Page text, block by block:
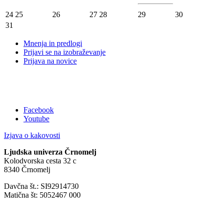
24 25 26 27 28 29
30
31
Mnenja in predlogi
Prijavi se na izobraževanje
Prijava na novice
Facebook
Youtube
Izjava o kakovosti
Ljudska univerza Črnomelj
Kolodvorska cesta 32 c
8340 Črnomelj
Davčna št.: SI92914730
Matična št: 5052467 000